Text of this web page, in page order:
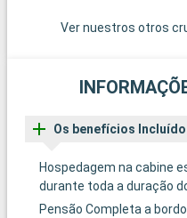
Ver nuestros otros
Os benefícios Incluído
Hospedagem na cabine
durante toda a duração
Pensão Completa a